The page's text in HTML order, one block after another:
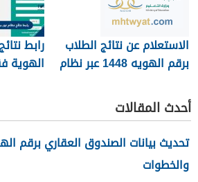
الاستعلام عن نتائج الطلاب
برقم الهويه 1448 عبر نظام
رابط
الهوية
أحدث المقالات
والخطوات